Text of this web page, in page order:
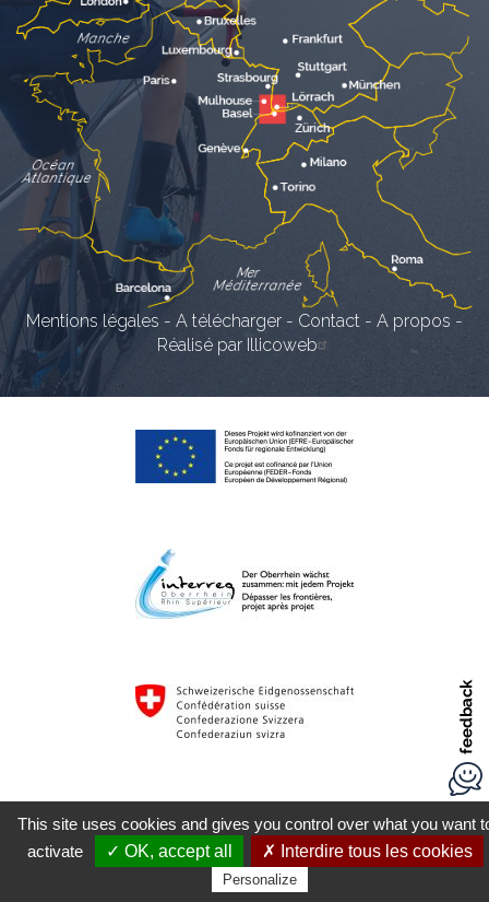
Mentions légales - A télécharger - Contact - A propos -
Réalisé par Illicoweb
This site uses cookies and gives you control over what you want
activate
✓ OK, accept all ✗ Interdire tous les cookies
Personalize